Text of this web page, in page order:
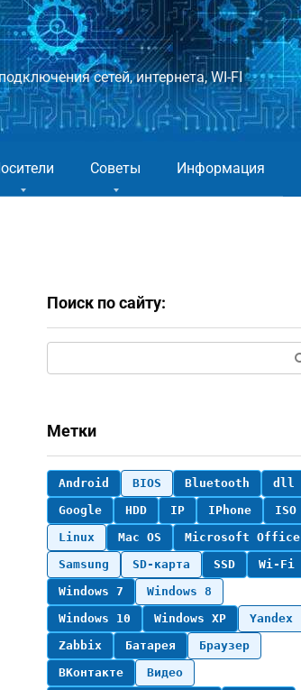
сетей, интернета, WI-FI
Советы Информация
Поиск по сайту:
Метки
Android BIOS Bluetooth
dll
Google
HDD IP IPhone
ISO
Linux
Mac OS
Microsoft Office
Samsung
SD-карта SSD
Wi-Fi
Windows 7
Windows 8
Windows 10
Windows XP
Yandex
Zabbix
Батарея
Браузер
ВКонтакте
Видео